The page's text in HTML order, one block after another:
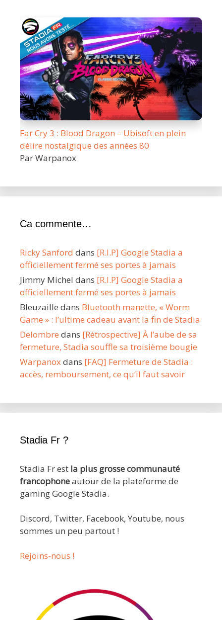
Far Cry 3 : Blood Dragon – Ubisoft en plein
délire nostalgique des années 80
Par Warpanox
Ca commente…
Ricky Sanford dans [R.I.P] Google Stadia a
officiellement fermé ses portes à jamais
Jimmy Michel dans [R.I.P] Google Stadia a
officiellement fermé ses portes à jamais
Bleuzaille dans Bluetooth manette, « Worm
Game » : l’ultime cadeau avant la fin de Stadia
Delombre dans [Rétrospective] À l’aube de sa
fermeture, Stadia souffle sa troisième bougie
Warpanoxdans [FAQ] Fermeture de Stadia :
accès, remboursement, ce qu’il faut savoir
Stadia Fr ?
Stadia Fr est la plus grosse communauté
francophoneautour de la plateforme de
gaming Google Stadia.
Discord, Twitter, Facebook, Youtube, nous
sommes un peu partout !
Rejoins-nous !